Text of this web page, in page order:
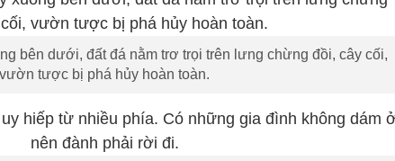
bên dưới, đất đá nằm trơ trọi trên lưng chừng đồi, cây cối,
vườn tược bị phá hủy hoàn toàn.